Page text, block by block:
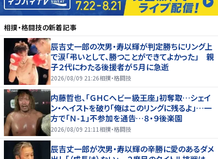
相撲・格闘技の新着記事
辰吉丈一郎の次男・寿以輝が判定勝ちにリング上
で涙「弔いとして、勝つことができてよかった」 親
子２代にわたる後援者が５月に急逝
2026/08/09 21:26相撲・格闘技
内藤哲也、「ＧＨＣヘビー級王座」初奪取…シェイ
ン・ヘイストを破り「俺はこのリングに残るよ」…一
方で「Ｎ-１」不参加を通告…８・９後楽園
2026/08/09 21:11 相撲・格闘技
辰吉丈一郎が次男・寿以輝の辛勝に愛のあるダメ